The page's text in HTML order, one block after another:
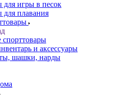
для игры в песок
для плавания
и аксессуары
шашки, нарды